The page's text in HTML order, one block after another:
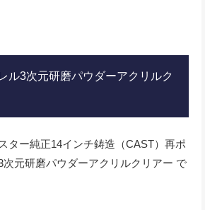
ル3次元研磨パウダーアクリルク
ター純正14インチ鋳造（CAST）再ポ
次元研磨パウダーアクリルクリアー で